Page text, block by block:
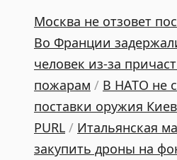
Москва не отзовет
Во Франции
человек из-за
пожарам / В НАТО не
поставки оружия
PURL / Итальянская
закупить дроны на